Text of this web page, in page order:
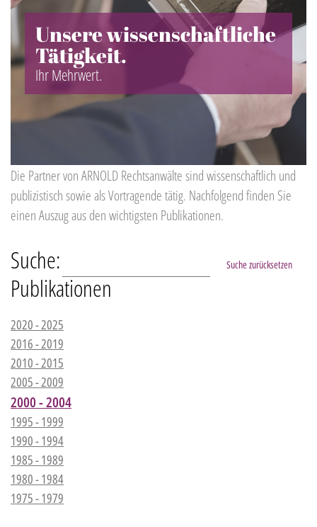
Unsere wissenschaftliche
Tätigkeit.
Ihr Mehrwert.
Die Partner von ARNOLD Rechtsanwälte sind wissenschaftlich und
publizistisch sowie als Vortragende tätig. Nachfolgend finden Sie
einen Auszug aus den wichtigsten Publikationen.
Suche: Suche zurücksetzen
Publikationen
2020 - 2025
2016 - 2019
2010 - 2015
2005 - 2009
2000 - 2004
1995 - 1999
1990 - 1994
1985 - 1989
1980 - 1984
1975 - 1979